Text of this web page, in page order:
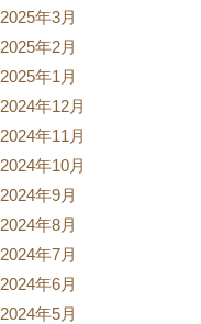
2025年3月
2025年2月
2025年1月
2024年12月
2024年11月
2024年10月
2024年9月
2024年8月
2024年7月
2024年6月
2024年5月